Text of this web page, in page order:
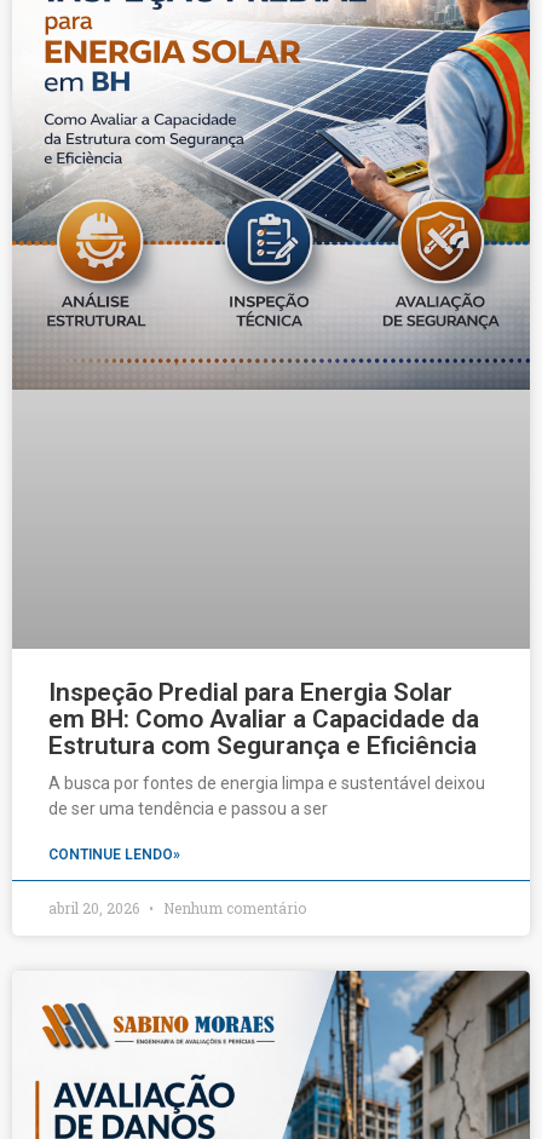
Inspeção Predial para Energia Solar
em BH: Como Avaliar a Capacidade da
Estrutura com Segurança e Eficiência
A busca por fontes de energia limpa e sustentável deixou
de ser uma tendência e passou a ser
CONTINUE LENDO»
abril 20, 2026 Nenhum comentário